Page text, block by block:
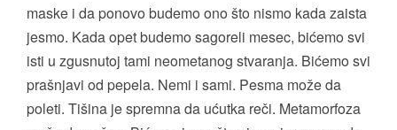
maske i da ponovo budemo ono što nismo kada zaista
jesmo. Kada opet budemo sagoreli mesec, bićemo svi
isti u zgusnutoj tami neometanog stvaranja. Bićemo svi
prašnjavi od pepela. Nemi i sami. Pesma može da
poleti. Tišina je spremna da ućutka reči. Metamorfoza